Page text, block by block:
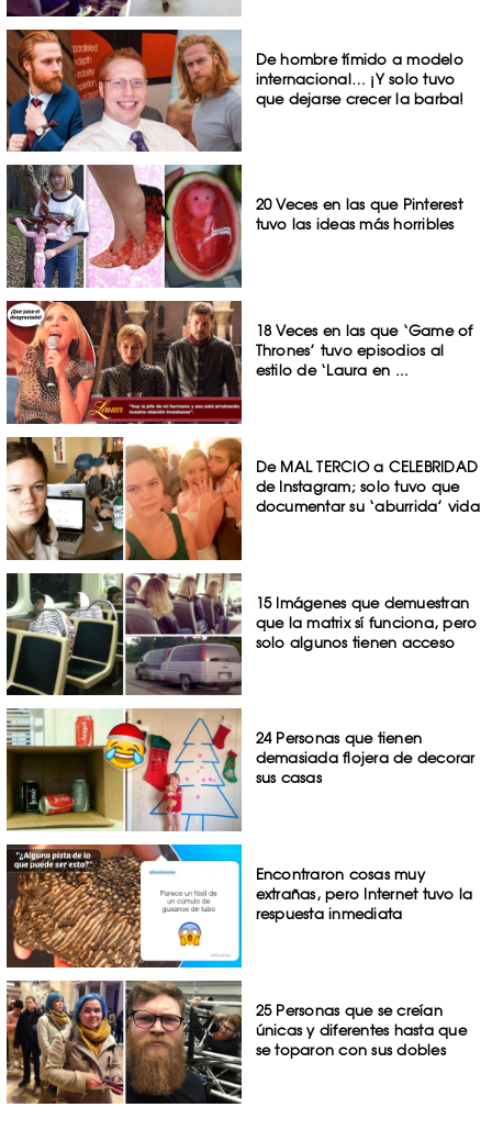
De hombre tímido a modelo
internacional… ¡Y solo tuvo
que dejarse crecer la barba!
20 Veces en las que Pinterest
tuvo las ideas más horribles
18 Veces en las que ‘Game of
Thrones’ tuvo episodios al
estilo de ‘Laura en ...
De MAL TERCIO a CELEBRIDAD
de Instagram; solo tuvo que
documentar su ‘aburrida’ vida
15 Imágenes que demuestran
que la matrix sí funciona, pero
solo algunos tienen acceso
24 Personas que tienen
demasiada flojera de decorar
sus casas
Encontraron cosas muy
extrañas, pero Internet tuvo la
respuesta inmediata
25 Personas que se creían
únicas y diferentes hasta que
se toparon con sus dobles